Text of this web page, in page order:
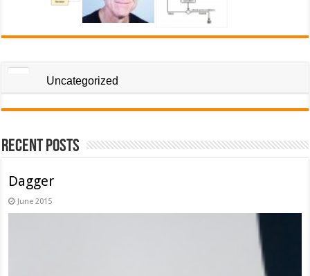
Uncategorized
Recent Posts
Dagger
June 2015